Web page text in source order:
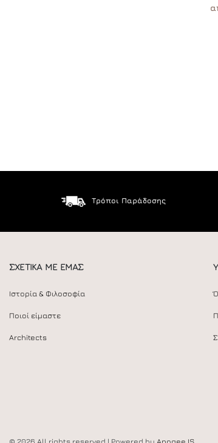
Τρόποι Παράδοσης
ΣΧΕΤΙΚΑ ΜΕ ΕΜΑΣ
Ιστορία & Φιλοσοφία
Ποιοί είμαστε
Architects